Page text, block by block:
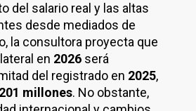
del salario real y las altas
desde mediados de
la consultora proyecta que
en 2026 será
del registrado en 2025,
millones. No obstante,